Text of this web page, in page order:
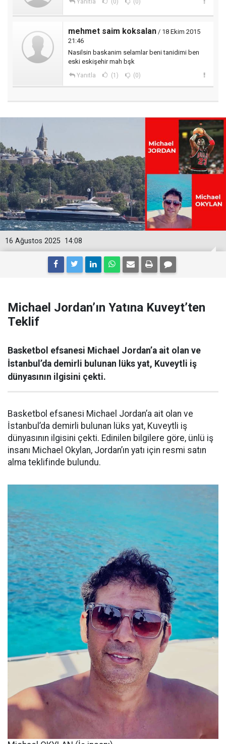
Yanıtla (0) (0)
mehmet saim koksalan / 18 Ekim 2015
21:46
Nasilsin baskanim selamlar beni tanidimi ben
eski eskişehir mah bşk
Yanıtla (1) (0)
14:08
16 Ağustos 2025
Michael Jordan’ın Yatına Kuveyt’ten
Teklif
Basketbol efsanesi Michael Jordan’a ait olan ve
İstanbul’da demirli bulunan lüks yat, Kuveytli iş
dünyasının ilgisini çekti.
Basketbol efsanesi Michael Jordan’a ait olan ve
İstanbul’da demirli bulunan lüks yat, Kuveytli iş
dünyasının ilgisini çekti. Edinilen bilgilere göre, ünlü iş
insanı Michael Okylan, Jordan’ın yatı için resmi satın
alma teklifinde bulundu.